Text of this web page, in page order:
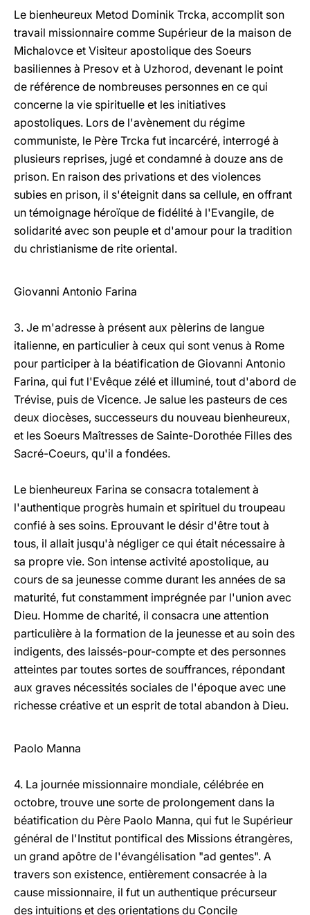
Le bienheureux Metod Dominik Trcka, accomplit son
travail missionnaire comme Supérieur de la maison de
Michalovce et Visiteur apostolique des Soeurs
basiliennes à Presov et à Uzhorod, devenant le point
de référence de nombreuses personnes en ce qui
concerne la vie spirituelle et les initiatives
apostoliques. Lors de l'avènement du régime
communiste, le Père Trcka fut incarcéré, interrogé à
plusieurs reprises, jugé et condamné à douze ans de
prison. En raison des privations et des violences
subies en prison, il s'éteignit dans sa cellule, en offrant
un témoignage héroïque de fidélité à l'Evangile, de
solidarité avec son peuple et d'amour pour la tradition
du christianisme de rite oriental.
Giovanni Antonio Farina
3. Je m'adresse à présent aux pèlerins de langue
italienne, en particulier à ceux qui sont venus à Rome
pour participer à la béatification de Giovanni Antonio
Farina, qui fut l'Evêque zélé et illuminé, tout d'abord de
Trévise, puis de Vicence. Je salue les pasteurs de ces
deux diocèses, successeurs du nouveau bienheureux,
et les Soeurs Maîtresses de Sainte-Dorothée Filles des
Sacré-Coeurs, qu'il a fondées.
Le bienheureux Farina se consacra totalement à
l'authentique progrès humain et spirituel du troupeau
confié à ses soins. Eprouvant le désir d'être tout à
tous, il allait jusqu'à négliger ce qui était nécessaire à
sa propre vie. Son intense activité apostolique, au
cours de sa jeunesse comme durant les années de sa
maturité, fut constamment imprégnée par l'union avec
Dieu. Homme de charité, il consacra une attention
particulière à la formation de la jeunesse et au soin des
indigents, des laissés-pour-compte et des personnes
atteintes par toutes sortes de souffrances, répondant
aux graves nécessités sociales de l'époque avec une
richesse créative et un esprit de total abandon à Dieu.
Paolo Manna
4. La journée missionnaire mondiale, célébrée en
octobre, trouve une sorte de prolongement dans la
béatification du Père Paolo Manna, qui fut le Supérieur
général de l'Institut pontifical des Missions étrangères,
un grand apôtre de l'évangélisation "ad gentes". A
travers son existence, entièrement consacrée à la
cause missionnaire, il fut un authentique précurseur
des intuitions et des orientations du Concile